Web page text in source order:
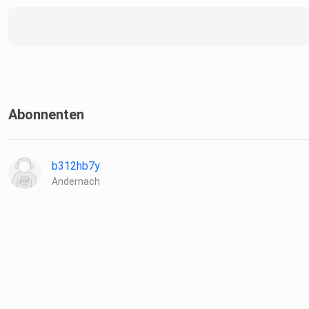
Abonnenten
b312hb7y
Andernach